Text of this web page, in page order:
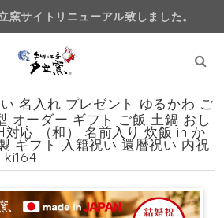
窯サイトリニューアル致しました。
名入れ プレゼント ゆるかわ ご
オーダー ギフト ご飯 土鍋 おし
対応 （和） 名前入り 炊飯 ih か
ギフト 入籍祝い 還暦祝い 内祝